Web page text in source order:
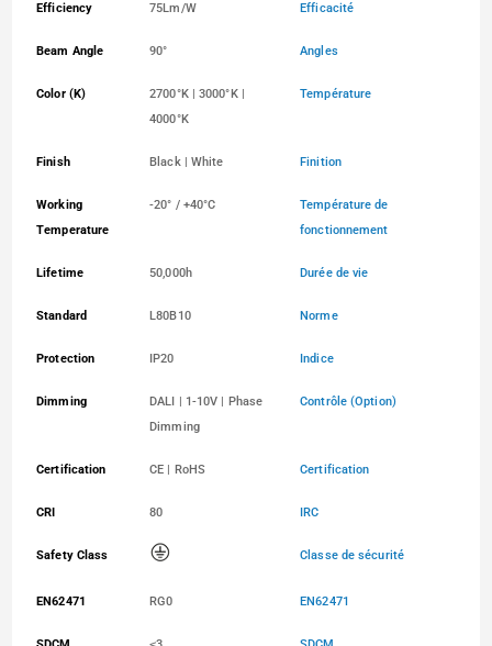
Efficiency 75Lm/W Efficacité
Beam Angle 90° Angles
Color (K)
2700°K | 3000°K |
4000°K
Température
Finish Black | White Finition
Working
Temperature
-20° / +40°C
Température de
fonctionnement
Lifetime 50,000h Durée de vie
Standard L80B10 Norme
Protection IP20 Indice
Dimming
DALI | 1-10V | Phase
Dimming
Contrôle (Option)
Certification CE | RoHS Certification
CRI 80 IRC
Safety Class Classe de sécurité
EN62471 RG0 EN62471